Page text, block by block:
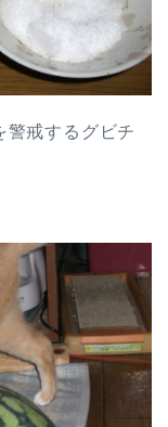
警戒するグビチ